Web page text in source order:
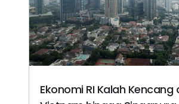
Ekonomi RI Kalah Kencang